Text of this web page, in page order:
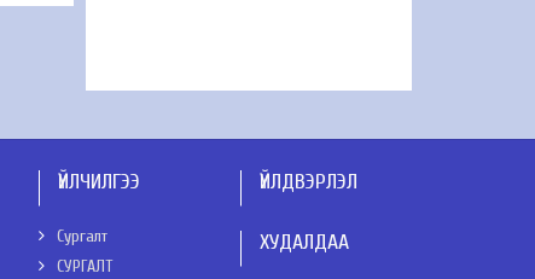
ҮЙЛЧИЛГЭЭ
Сургалт
СУРГАЛТ
ҮЙЛДВЭРЛЭЛ
ХУДАЛДАА